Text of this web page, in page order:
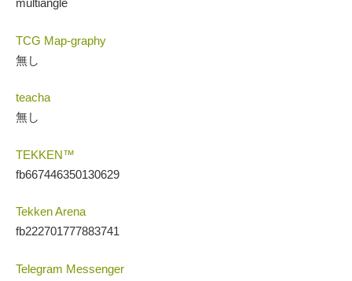
multiangle
TCG Map-graphy
無し
teacha
無し
TEKKEN™
fb667446350130629
Tekken Arena
fb222701777883741
Telegram Messenger